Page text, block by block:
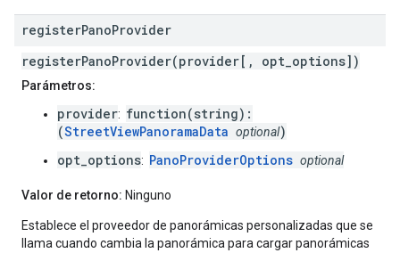
registerPanoProvider
registerPanoProvider(provider[, opt_options])
Parámetros:
provider: function(string):
(StreetViewPanoramaData optional)
opt_options: PanoProviderOptions optional
Valor de retorno: Ninguno
Establece el proveedor de panorámicas personalizadas que se
llama cuando cambia la panorámica para cargar panorámicas